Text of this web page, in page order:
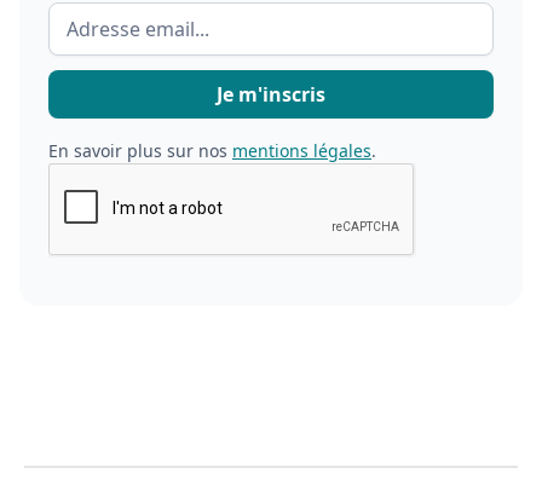
En savoir plus sur nos mentions légales.